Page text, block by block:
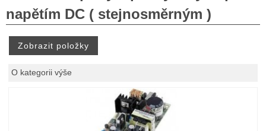
napětím DC ( stejnosměrným )
O kategorii výše